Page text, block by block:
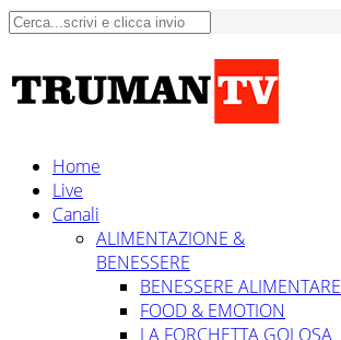
Home
Live
Canali
ALIMENTAZIONE &
BENESSERE
BENESSERE ALIMENTARE
FOOD & EMOTION
LA FORCHETTA GOLOSA